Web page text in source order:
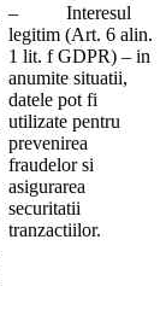
– Interesul
legitim (Art. 6 alin.
1 lit. f GDPR) – in
anumite situatii,
datele pot fi
utilizate pentru
prevenirea
fraudelor si
asigurarea
securitatii
tranzactiilor.